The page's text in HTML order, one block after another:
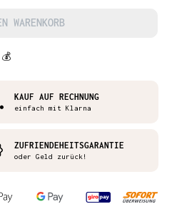
Wert
WARENKORB
KAUF AUF RECHNUNG
einfach mit Klarna
ZUFRIENDEHEITSGARANTIE
oder Geld zurück!